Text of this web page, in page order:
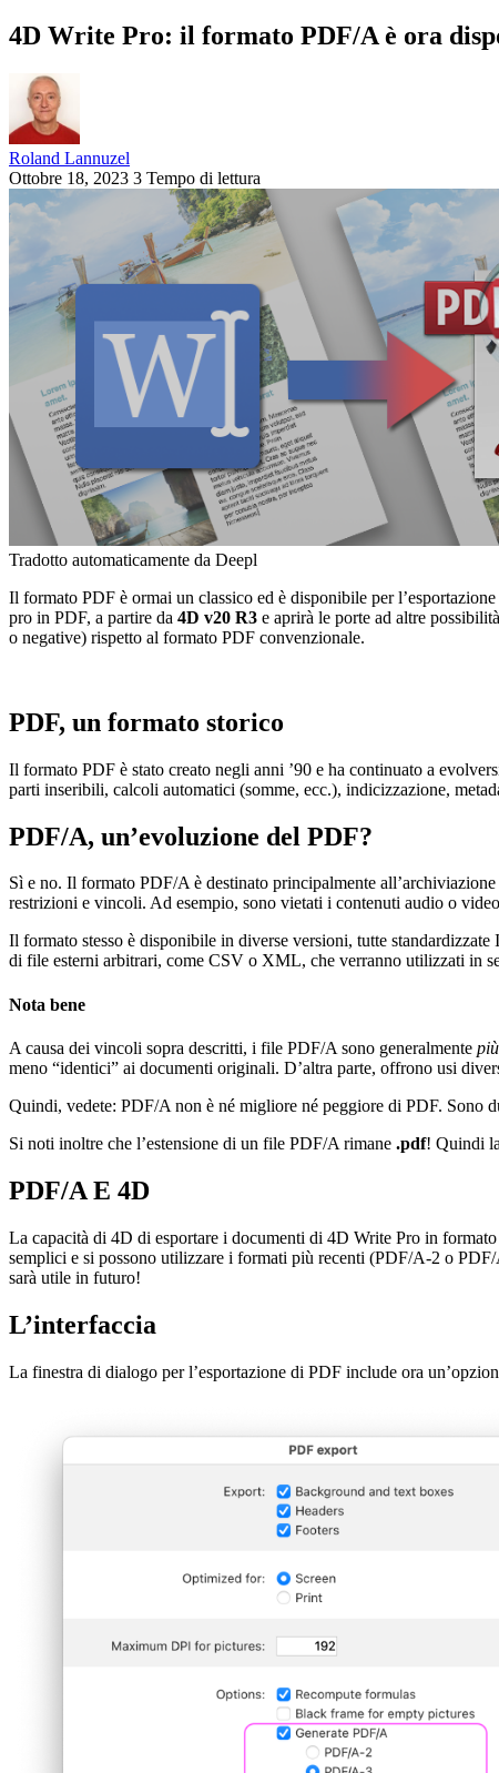
4D Write Pro: il formato PDF/A è ora
Roland Lannuzel
Ottobre 18, 2023 3 Tempo di lettura
Tradotto automaticamente da Deepl
Il formato PDF è ormai un classico ed è disponibile per
pro in PDF, a partire da 4D v20 R3 e aprirà le porte ad altre
o negative) rispetto al formato PDF convenzionale.
PDF, un formato storico
Il formato PDF è stato creato negli anni ’90 e ha continuato a
parti inseribili, calcoli automatici (somme, ecc.), indicizzazione,
PDF/A, un’evoluzione del PDF?
Sì e no. Il formato PDF/A è destinato principalmente
restrizioni e vincoli. Ad esempio, sono vietati i contenuti audio o
Il formato stesso è disponibile in diverse versioni, tutte
di file esterni arbitrari, come CSV o XML, che verranno utilizzati in
Nota bene
A causa dei vincoli sopra descritti, i file PDF/A sono generalmente
meno “identici” ai documenti originali. D’altra parte, offrono usi
Quindi, vedete: PDF/A non è né migliore né peggiore di PDF. Sono
Si noti inoltre che l’estensione di un file PDF/A rimane .pdf! Quindi
PDF/A E 4D
La capacità di 4D di esportare i documenti di 4D Write Pro in
semplici e si possono utilizzare i formati più recenti (PDF/A-2 o
sarà utile in futuro!
L’interfaccia
La finestra di dialogo per l’esportazione di PDF include ora